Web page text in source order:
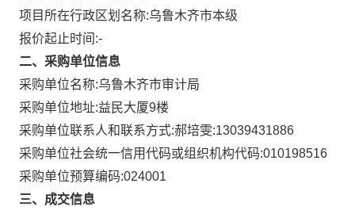
项目所在行政区划名称:乌鲁木齐市本级
报价起止时间:-
二、采购单位信息
采购单位名称:乌鲁木齐市审计局
采购单位地址:益民大厦9楼
采购单位联系人和联系方式:郝培雯:13039431886
采购单位社会统一信用代码或组织机构代码:010198516
采购单位预算编码:024001
三、成交信息